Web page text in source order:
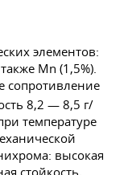
элементов:
Mn (1,5%).
сопротивление
8,2 — 8,5 г/
температуре
высокая
стойкость,